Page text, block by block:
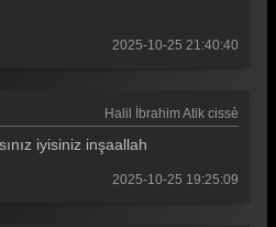
2025-10-25 21:40:40
Halil İbrahim Atik cissè
iyisiniz inşaallah
2025-10-25 19:25:09